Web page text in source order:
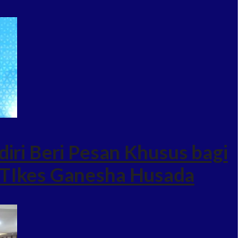
Beri Pesan Khusus bagi
Ganesha Husada